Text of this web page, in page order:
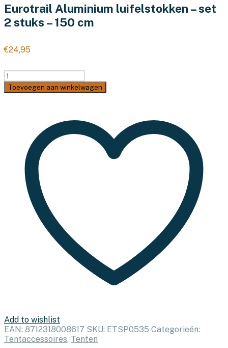
Eurotrail Aluminium luifelstokken – set
2 stuks – 150 cm
€24,95
Eurotrail
Aluminium
luifelstokken
aantal
Toevoegen aan winkelwagen
Add to wishlist
EAN: 8712318008617 SKU: ETSP0535 Categorieën:
Tentaccessoires, Tenten